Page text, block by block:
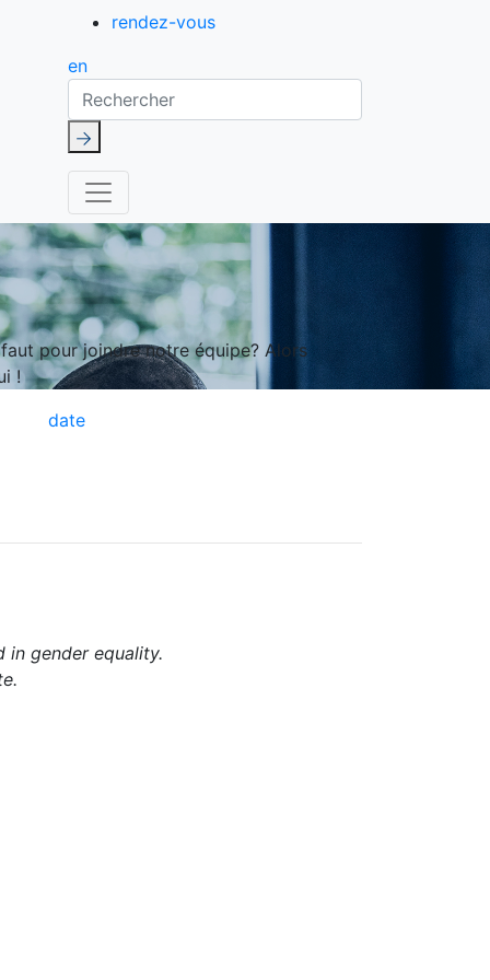
rendez-vous
en
Rechercher
pour joindre notre équipe? Alors
!
date
gender equality.